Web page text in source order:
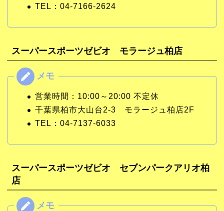
TEL：04-7166-2624
スーパースポーツゼビオ モラージュ柏店
営業時間：10:00～20:00 不定休
千葉県柏市大山台2-3 モラージュ柏店2F
TEL：04-7137-6033
スーパースポーツゼビオ セブンパークアリオ柏
店